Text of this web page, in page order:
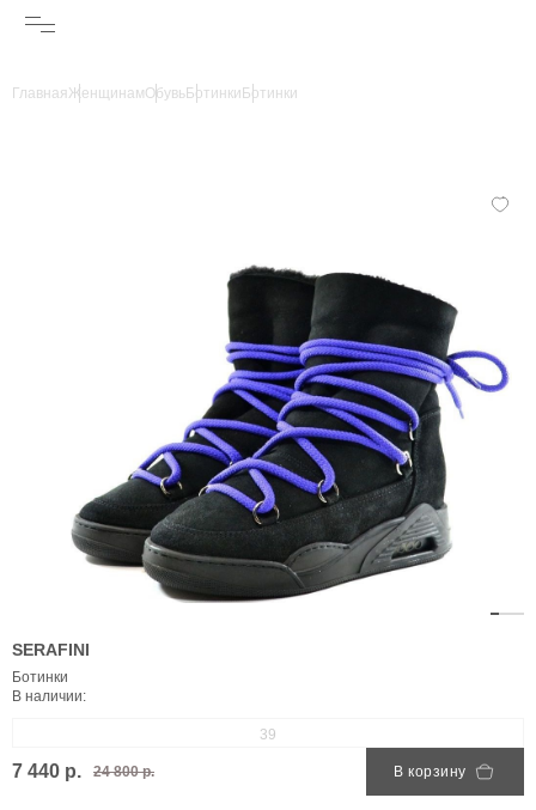
ГлавнаяЖенщинамОбувьБотинки Ботинки
SERAFINI
Ботинки
В наличии:
39
7 440 р. 24 800 р. В корзину